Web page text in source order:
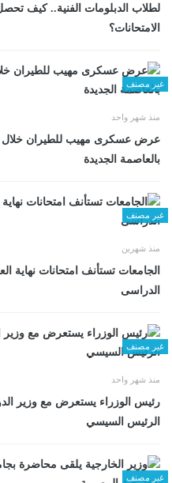
لطلاب الدبلومات الفنية.. كيف
الامتحانات؟
غير مصنف
منذ شهر واحد
عرض عسكرى مهيب للطيران خلال
بالعاصمة الجديدة
غير مصنف
منذ شهرين
الجامعات تستأنف امتحانات نهاية
الدراسى
غير مصنف
منذ شهر واحد
رئيس الوزراء يستعرض مع وزير
الرئيس السيسي
غير مصنف